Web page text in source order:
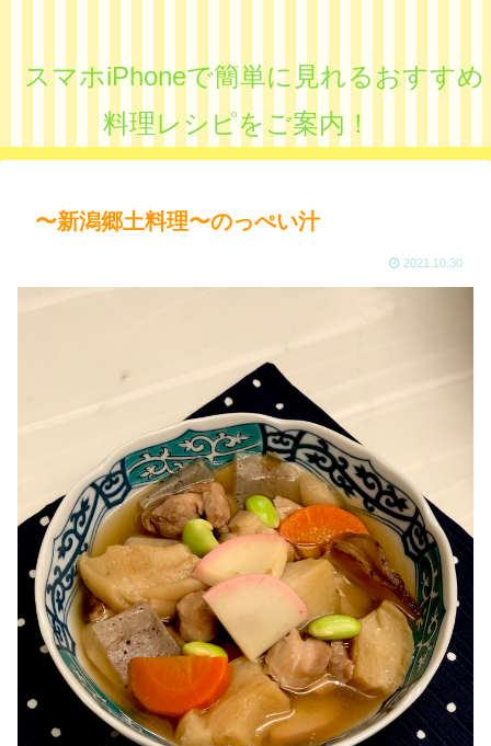
スマホiPhoneで簡単に見れるおすすめ
料理レシピをご案内！
〜新潟郷土料理〜のっぺい汁
2021.10.30